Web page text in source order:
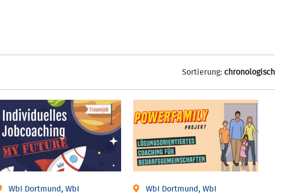
Sortierung: chronologisch
WbI Dortmund, WbI
WbI Dortmund, WbI